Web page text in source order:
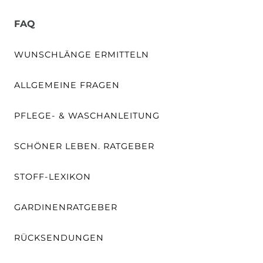
FAQ
WUNSCHLÄNGE ERMITTELN
ALLGEMEINE FRAGEN
PFLEGE- & WASCHANLEITUNG
SCHÖNER LEBEN. RATGEBER
STOFF-LEXIKON
GARDINENRATGEBER
RÜCKSENDUNGEN